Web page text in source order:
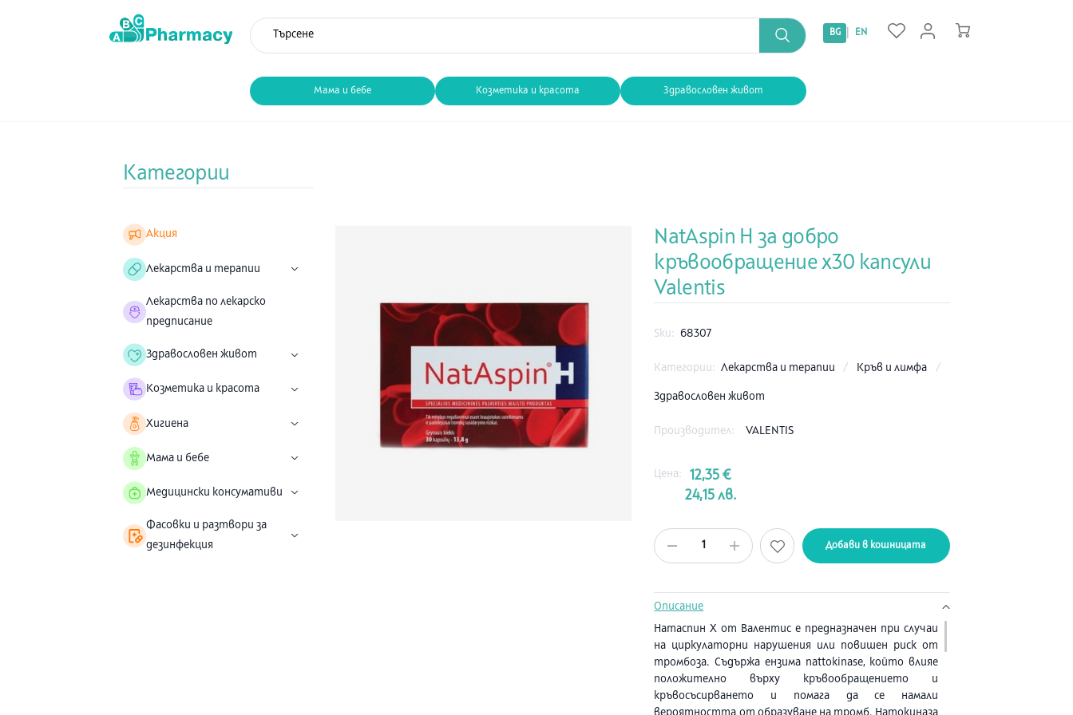
Мама и бебе Козметика и красота Здравословен живот
BG EN
Категории
Акция
Лекарства и терапии
Лекарства по лекарско
предписание
Здравословен живот
Козметика и красота
Хигиена
Мама и бебе
Медицински консумативи
Фасовки и разтвори за
дезинфекция
NatAspin H за добро
кръвообращение х30 капсули
Valentis
Sku: 68307
Категории: Лекарства и терапии / Кръв и лимфа /
Здравословен живот
Производител: VALENTIS
Цена:
12,35 €
24,15 лв.
1 Добави в кошницата
Описание
Натаспин Х от Валентис е предназначен при случаи
на циркулаторни нарушения или повишен риск от
тромбоза. Съдържа ензима nattokinase, който влияе
положително върху кръвообращението и
кръвосъсирването и помага да се намали